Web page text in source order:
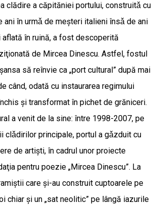
clădire a căpităniei portului, construitǎ cu
ani în urmǎ de meşteri italieni însǎ de ani
aflată în ruină, a fost descoperită
de Mircea Dinescu. Astfel, fostul
să reînvie ca „port cultural” după mai
când, odată cu instaurarea regimului
şi transformat în pichet de grăniceri.
a venit de la sine: între 1998-2007, pe
clǎdirilor principale, portul a gǎzduit cu
de artişti, în cadrul unor proiecte
pentru poezie „Mircea Dinescu”. La
care şi-au construit cuptoarele pe
chiar şi un „sat neolitic” pe lângă iazurile